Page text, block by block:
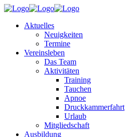
Aktuelles
Neuigkeiten
Termine
Vereinsleben
Das Team
Aktivitäten
Training
Tauchen
Apnoe
Druckkammerfahrt
Urlaub
Mitgliedschaft
Ausbildung